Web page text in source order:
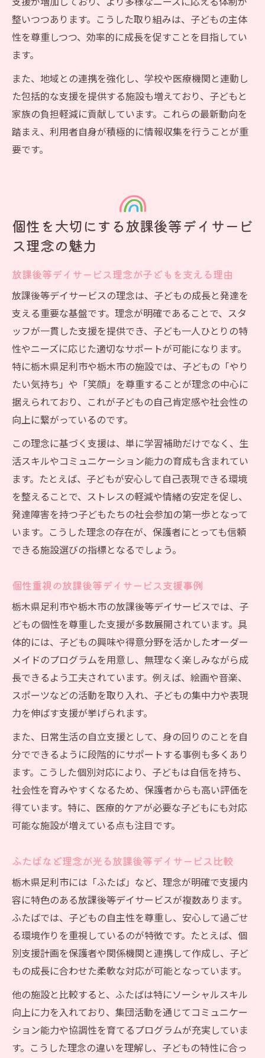
整いつつあります。こうした取り組みは、子どもの主体
性を尊重しつつ、効率的に成長を促すことを目指してい
ます。
また、地域との連携を強化し、学校や医療機関と連動し
た包括的な支援を提供する施設も増えており、子どもと
家族の負担軽減に貢献しています。これらの最新動向を
踏まえ、利用者自身が積極的に情報収集を行うことが重
要です。
個性を大切にする放課後等デイサービ
ス理念の魅力
放課後等デイサービス理念が子どもを支える理由
放課後等デイサービスの理念は、子どもの成長と発達を
支える重要な基盤です。理念が明確であることで、スタ
ッフが一貫した支援を提供でき、子ども一人ひとりの特
性やニーズに応じた適切なサポートが可能になります。
特に栃木県足利市や栃木市の施設では、子どもの「やり
たい気持ち」や「笑顔」を尊重することが理念の中心に
据えられており、これが子どもの自己肯定感や社会性の
向上に繋がっているのです。
この理念に基づく支援は、単に学習補助だけでなく、生
活スキルやコミュニケーション能力の育成も含まれてい
ます。たとえば、子どもが安心して自己表現できる環境
を整えることで、ストレスの軽減や情緒の安定を促し、
発達障害を持つ子どもたちの社会参加の第一歩となって
います。こうした理念の存在が、保護者にとっても信頼
できる施設選びの指標となるでしょう。
個性重視の放課後等デイサービス支援事例
栃木県足利市や栃木市の放課後等デイサービスでは、子
どもの個性を尊重した支援が多数展開されています。具
体的には、子どもの興味や得意分野を活かしたオーダー
メイドのプログラムを用意し、無理なく楽しみながら成
長できるよう工夫されています。例えば、絵画や音楽、
スポーツなどの活動を取り入れ、子どもの集中力や表現
力を伸ばす支援が挙げられます。
また、日常生活の自立支援として、身の回りのことを自
分でできるように段階的にサポートする事例も多くあり
ます。こうした個別対応により、子どもは自信を持ち、
社会性を育みやすくなるため、保護者からも高い評価を
得ています。特に、医療的ケアが必要な子どもにも対応
可能な施設が増えている点も注目です。
ふたばなど理念が光る放課後等デイサービス比較
栃木県足利市には「ふたば」など、理念が明確で支援内
容に特色のある放課後等デイサービスが複数あります。
ふたばでは、子どもの自主性を尊重し、安心して過ごせ
る環境作りを重視しているのが特徴です。たとえば、個
別支援計画を保護者や関係機関と連携して作成し、子ど
もの成長に合わせた柔軟な対応が可能となっています。
他の施設と比較すると、ふたばは特にソーシャルスキル
向上に力を入れており、集団活動を通じてコミュニケー
ション能力や協調性を育てるプログラムが充実していま
す。こうした理念の違いを理解し、子どもの特性に合っ